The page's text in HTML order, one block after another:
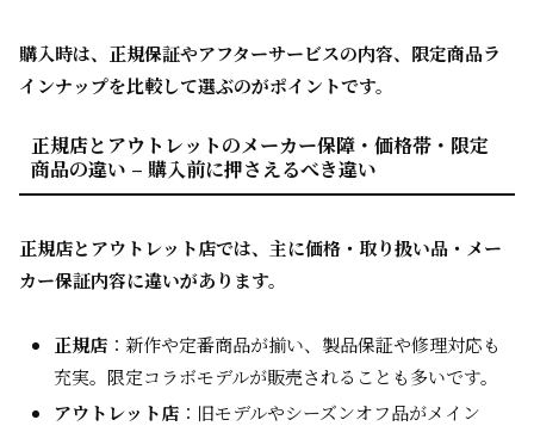
購入時は、正規保証やアフターサービスの内容、限定商品ラ
インナップを比較して選ぶのがポイントです。
正規店とアウトレットのメーカー保障・価格帯・限定
商品の違い – 購入前に押さえるべき違い
正規店とアウトレット店では、主に価格・取り扱い品・メー
カー保証内容に違いがあります。
正規店 ：新作や定番商品が揃い、製品保証や修理対応も
充実。限定コラボモデルが販売されることも多いです。
アウトレット店 ：旧モデルやシーズンオフ品がメイン